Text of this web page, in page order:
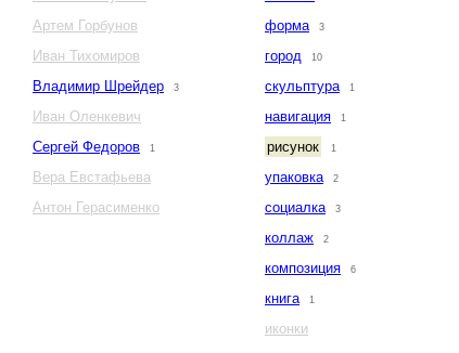
Артем Горбунов
Иван Тихомиров
Владимир Шрейдер
3
Иван Оленкевич
Сергей Федоров
1
Вера Евстафьева
Антон Герасименко
форма 3
город 10
скульптура 1
навигация 1
рисунок 1
упаковка 2
социалка 3
коллаж 2
композиция 6
книга 1
иконки